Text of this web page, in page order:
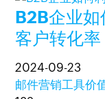
B2B企业如
客户转化率
2024-09-23
邮件营销工具价